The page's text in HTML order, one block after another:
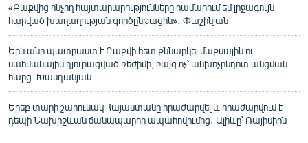
«Բաքվից հնչող հայտարարությունները համարում եմ լրջագույն
հարված խաղաղության գործընթացին»․ Փաշինյան
Երևանը պատրաստ է Բաքվի հետ քննարկել մաքսային ու
սահմանային դյուրացված ռեժիմի, բայց ոչ՝ անխոչընդոտ անցման
հարց. Խանդանյան
Երեք տարի շարունակ Հայաստանը հրաժարվել և հրաժարվում է
դեպի Նախիջևան ճանապարհի ապահովումից․ Ալիևը՝ Ռայիսիին